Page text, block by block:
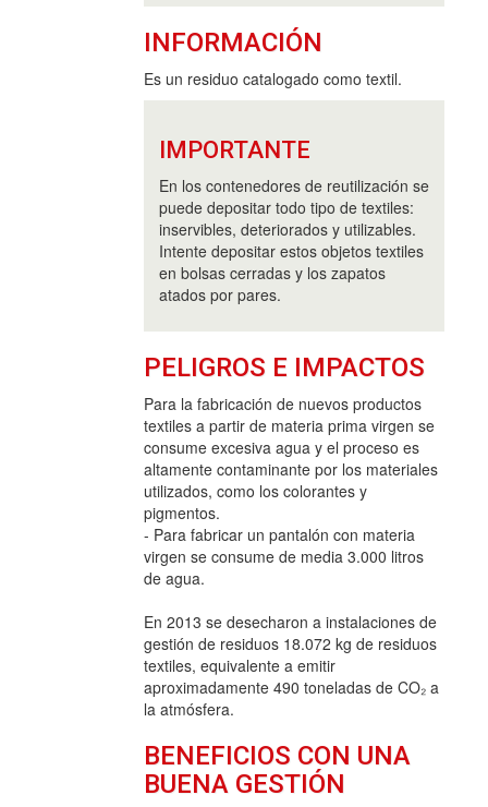
INFORMACIÓN
Es un residuo catalogado como textil.
IMPORTANTE
En los contenedores de reutilización se
puede depositar todo tipo de textiles:
inservibles, deteriorados y utilizables.
Intente depositar estos objetos textiles
en bolsas cerradas y los zapatos
atados por pares.
PELIGROS E IMPACTOS
Para la fabricación de nuevos productos
textiles a partir de materia prima virgen se
consume excesiva agua y el proceso es
altamente contaminante por los materiales
utilizados, como los colorantes y
pigmentos.
- Para fabricar un pantalón con materia
virgen se consume de media 3.000 litros
de agua.
En 2013 se desecharon a instalaciones de
gestión de residuos 18.072 kg de residuos
textiles, equivalente a emitir
aproximadamente 490 toneladas de CO₂ a
la atmósfera.
BENEFICIOS CON UNA
BUENA GESTIÓN